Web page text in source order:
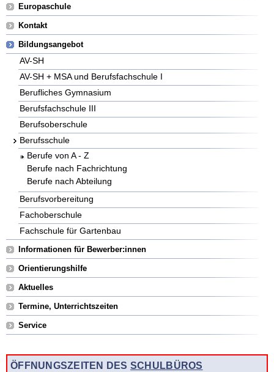
Europaschule
Kontakt
Bildungsangebot
AV-SH
AV-SH + MSA und Berufsfachschule I
Berufliches Gymnasium
Berufsfachschule III
Berufsoberschule
Berufsschule
Berufe von A - Z
Berufe nach Fachrichtung
Berufe nach Abteilung
Berufsvorbereitung
Fachoberschule
Fachschule für Gartenbau
Informationen für Bewerber:innen
Orientierungshilfe
Aktuelles
Termine, Unterrichtszeiten
Service
ÖFFNUNGSZEITEN DES SCHULBÜROS